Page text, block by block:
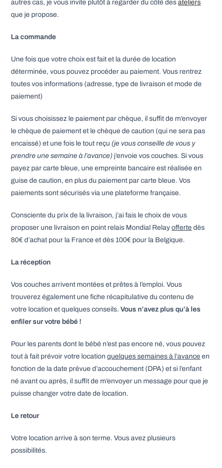
autres cas, je vous invite plutôt à regarder du côté desateliers
que je propose.
La commande
Une fois que votre choix est fait et la durée de location
déterminée, vous pouvez procéder au paiement. Vous rentrez
toutes vos informations (adresse, type de livraison et mode de
paiement)
Si vous choisissez le paiement par chèque, il suffit de m’envoyer
le chèque de paiement et le chèque de caution (qui ne sera pas
encaissé) et une fois le tout reçu (je vous conseille de vous y
prendre une semaine à l’avance) j’envoie vos couches. Si vous
payez par carte bleue, une empreinte bancaire est réalisée en
guise de caution, en plus du paiement par carte bleue. Vos
paiements sont sécurisés via une plateforme française.
Consciente du prix de la livraison, j’ai fais le choix de vous
proposer une livraison en point relais Mondial Relayofferte dès
80€ d’achat pour la France et dès 100€ pour la Belgique.
La réception
Vos couches arrivent montées et prêtes à l’emploi. Vous
trouverez également une fiche récapitulative du contenu de
votre location et quelques conseils.Vous n’avez plus qu’à les
enfiler sur votre bébé !
Pour les parents dont le bébé n’est pas encore né, vous pouvez
tout à fait prévoir votre locationquelques semaines à l’avance en
fonction de la date prévue d’accouchement (DPA) et si l’enfant
né avant ou après, il suffit de m’envoyer un message pour que je
puisse changer votre date de location.
Le retour
Votre location arrive à son terme. Vous avez plusieurs
possibilités.